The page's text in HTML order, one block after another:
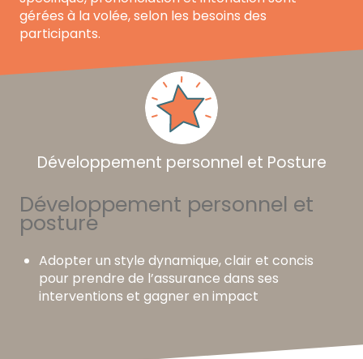
gérées à la volée, selon les besoins des
participants.
Développement personnel et Posture
Développement personnel et
posture
Adopter un style dynamique, clair et concis
pour prendre de l’assurance dans ses
interventions et gagner en impact